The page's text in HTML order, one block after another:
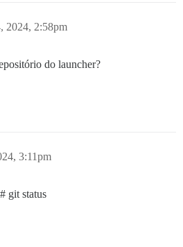
2024, 2:58pm
do launcher?
3:11pm
git status